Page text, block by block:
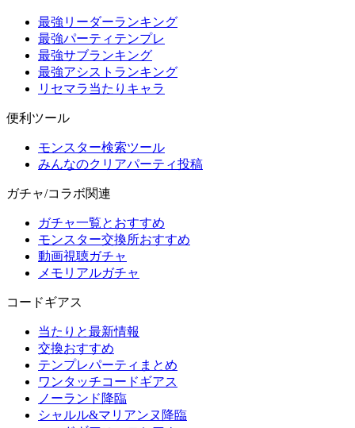
最強リーダーランキング
最強パーティテンプレ
最強サブランキング
最強アシストランキング
リセマラ当たりキャラ
便利ツール
モンスター検索ツール
みんなのクリアパーティ投稿
ガチャ/コラボ関連
ガチャ一覧とおすすめ
モンスター交換所おすすめ
動画視聴ガチャ
メモリアルガチャ
コードギアス
当たりと最新情報
交換おすすめ
テンプレパーティまとめ
ワンタッチコードギアス
ノーランド降臨
シャルル&マリアンヌ降臨